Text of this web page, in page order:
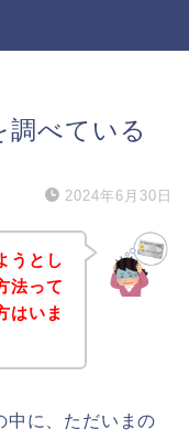
調べている
2024年6月30日
うとし
法って
はいま
中に、ただいまの